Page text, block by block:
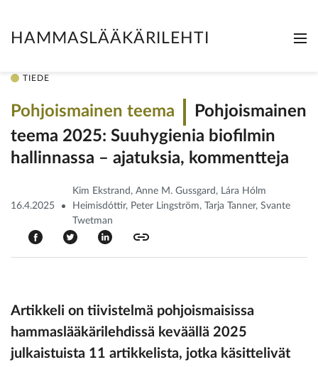
HAMMASLÄÄKÄRILEHTI
TIEDE
Pohjoismainen teema
Pohjoismainen
teema 2025: Suuhygienia biofilmin
hallinnassa – ajatuksia, kommentteja
16.4.2025
Kim Ekstrand, Anne M. Gussgard, Lára Hólm
Heimisdóttir, Peter Lingström, Tarja Tanner, Svante
Twetman
Artikkeli on tiivistelmä pohjoismaisissa
hammaslääkärilehdissä keväällä 2025
julkaistuista 11 artikkelista, jotka käsittelivät